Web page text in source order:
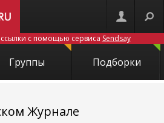
с помощью сервиса Sendsay
Группы Подборки
Журнале